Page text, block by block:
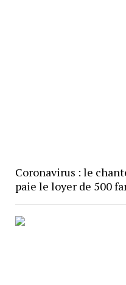
Coronavirus : le
paie le loyer de 500